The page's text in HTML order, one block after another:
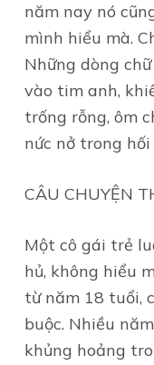
năm nay nó
mình hiểu mà.
Những dòng
vào tim anh,
trống rỗng, ôm
nức nở trong hối
CÂU CHUYỆN
Một cô gái trẻ
hủ, không hiểu
từ năm 18 tuổi,
buộc. Nhiều
khủng hoảng